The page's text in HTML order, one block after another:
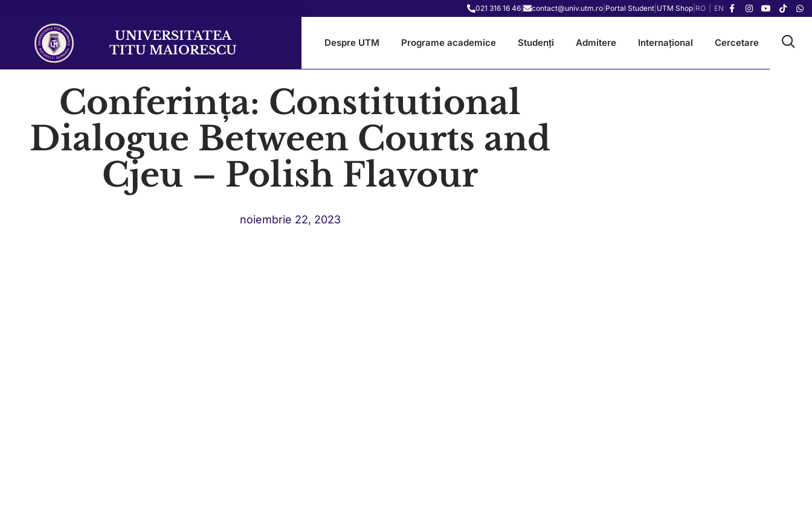
021 316 16 46| contact@univ.utm.ro| Portal Student| UTM Shop| RO EN
UNIVERSITATEA
TITU MAIORESCU
Despre UTM Programe academice Studenți Admitere Internațional Cercetare
Conferința: Constitutional
Dialogue Between Courts and
Cjeu – Polish Flavour
noiembrie 22, 2023